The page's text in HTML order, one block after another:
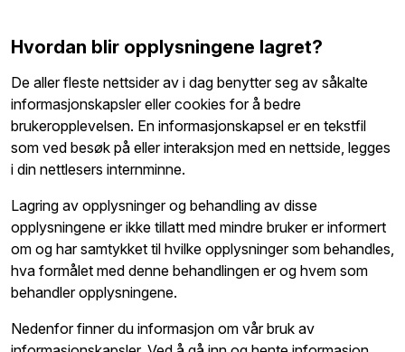
Hvordan blir opplysningene lagret?
De aller fleste nettsider av i dag benytter seg av såkalte
informasjonskapsler eller cookies for å bedre
brukeropplevelsen. En informasjonskapsel er en tekstfil
som ved besøk på eller interaksjon med en nettside, legges
i din nettlesers internminne.
Lagring av opplysninger og behandling av disse
opplysningene er ikke tillatt med mindre bruker er informert
om og har samtykket til hvilke opplysninger som behandles,
hva formålet med denne behandlingen er og hvem som
behandler opplysningene.
Nedenfor finner du informasjon om vår bruk av